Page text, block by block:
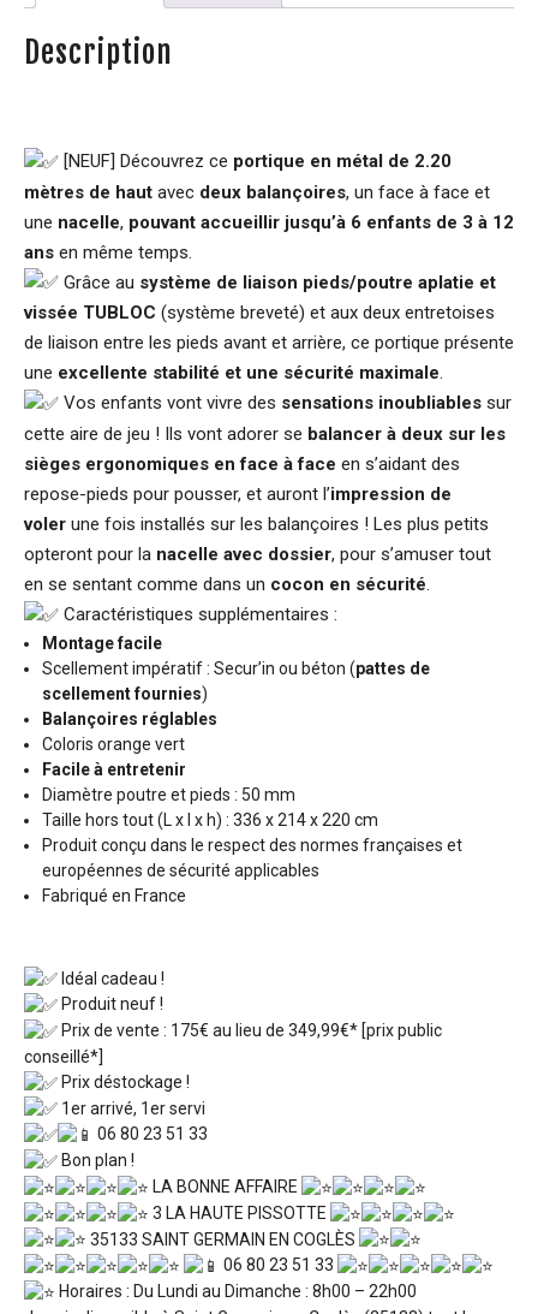
Description
[NEUF] Découvrez ce portique en métal de 2.20
mètres de haut avec deux balançoires, un face à face et
une nacelle, pouvant accueillir jusqu’à 6 enfants de 3 à 12
ans en même temps.
Grâce au système de liaison pieds/poutre aplatie et
vissée TUBLOC (système breveté) et aux deux entretoises
de liaison entre les pieds avant et arrière, ce portique présente
une excellente stabilité et une sécurité maximale.
Vos enfants vont vivre des sensations inoubliables sur
cette aire de jeu ! Ils vont adorer se balancer à deux sur les
sièges ergonomiques en face à face en s’aidant des
repose-pieds pour pousser, et auront l’impression de
voler une fois installés sur les balançoires ! Les plus petits
opteront pour la nacelle avec dossier, pour s’amuser tout
en se sentant comme dans un cocon en sécurité.
Caractéristiques supplémentaires :
Montage facile
Scellement impératif : Secur’in ou béton (pattes de
scellement fournies)
Balançoires réglables
Coloris orange vert
Facile à entretenir
Diamètre poutre et pieds : 50 mm
Taille hors tout (L x l x h) : 336 x 214 x 220 cm
Produit conçu dans le respect des normes françaises et
européennes de sécurité applicables
Fabriqué en France
Idéal cadeau !
Produit neuf !
Prix de vente : 175€ au lieu de 349,99€* [prix public
conseillé*]
Prix déstockage !
1er arrivé, 1er servi
06 80 23 51 33
Bon plan !
LA BONNE AFFAIRE
3 LA HAUTE PISSOTTE
35133 SAINT GERMAIN EN COGLÈS
06 80 23 51 33
Horaires : Du Lundi au Dimanche : 8h00 – 22h00